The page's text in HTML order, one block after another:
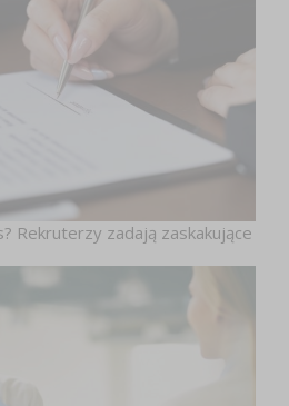
Rekruterzy zadają zaskakujące